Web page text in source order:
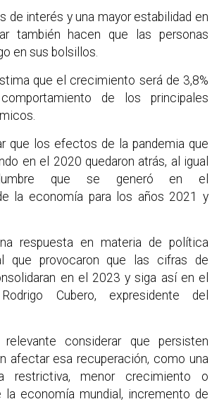
de interés y una mayor estabilidad en
también hacen que las personas
en sus bolsillos.
que el crecimiento será de 3,8%
de los principales
que los efectos de la pandemia que
en el 2020 quedaron atrás, al igual
que se generó en el
la economía para los años 2021 y
respuesta en materia de política
que provocaron que las cifras de
en el 2023 y siga así en el
Cubero, expresidente del
considerar que persisten
afectar esa recuperación, como una
restrictiva, menor crecimiento o
la economía mundial, incremento de